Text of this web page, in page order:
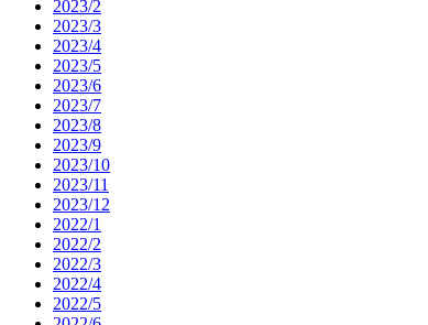
2023/2
2023/3
2023/4
2023/5
2023/6
2023/7
2023/8
2023/9
2023/10
2023/11
2023/12
2022/1
2022/2
2022/3
2022/4
2022/5